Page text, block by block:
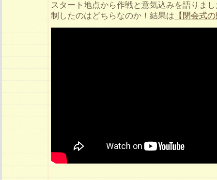
スタート地点から作戦と意気込みを語りま
制したのはどちらなのか！結果は 【閉会式